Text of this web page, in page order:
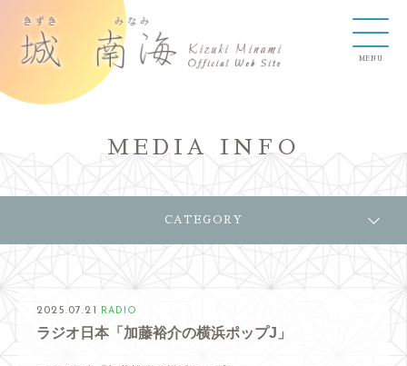
MEDIA INFO
CATEGORY
2025.07.21 RADIO
ラジオ日本「加藤裕介の横浜ポップJ」